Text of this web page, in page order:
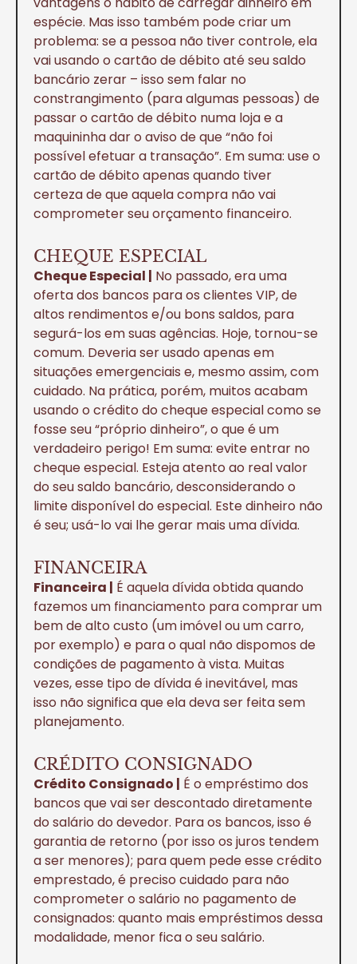
espécie. Mas isso também pode criar um
problema: se a pessoa não tiver controle, ela
vai usando o cartão de débito até seu saldo
bancário zerar – isso sem falar no
constrangimento (para algumas pessoas) de
passar o cartão de débito numa loja e a
maquininha dar o aviso de que “não foi
possível efetuar a transação”. Em suma: use o
cartão de débito apenas quando tiver
certeza de que aquela compra não vai
comprometer seu orçamento financeiro.
CHEQUE ESPECIAL
Cheque Especial | No passado, era uma
oferta dos bancos para os clientes VIP, de
altos rendimentos e/ou bons saldos, para
segurá-los em suas agências. Hoje, tornou-se
comum. Deveria ser usado apenas em
situações emergenciais e, mesmo assim, com
cuidado. Na prática, porém, muitos acabam
usando o crédito do cheque especial como se
fosse seu “próprio dinheiro”, o que é um
verdadeiro perigo! Em suma: evite entrar no
cheque especial. Esteja atento ao real valor
do seu saldo bancário, desconsiderando o
limite disponível do especial. Este dinheiro não
é seu; usá-lo vai lhe gerar mais uma dívida.
FINANCEIRA
Financeira | É aquela dívida obtida quando
fazemos um financiamento para comprar um
bem de alto custo (um imóvel ou um carro,
por exemplo) e para o qual não dispomos de
condições de pagamento à vista. Muitas
vezes, esse tipo de dívida é inevitável, mas
isso não significa que ela deva ser feita sem
planejamento.
CRÉDITO CONSIGNADO
Crédito Consignado | É o empréstimo dos
bancos que vai ser descontado diretamente
do salário do devedor. Para os bancos, isso é
garantia de retorno (por isso os juros tendem
a ser menores); para quem pede esse crédito
emprestado, é preciso cuidado para não
comprometer o salário no pagamento de
consignados: quanto mais empréstimos dessa
modalidade, menor fica o seu salário.